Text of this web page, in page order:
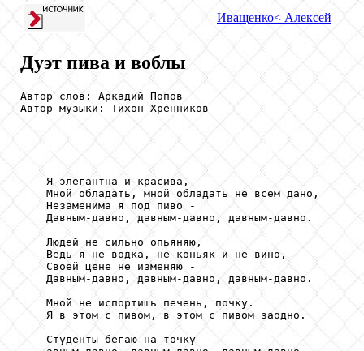
Иващенко< Алексей
Дуэт пива и воблы
Автор слов: Аркадий Попов
Автор музыки: Тихон Хренников
    Я элегантна и красива,
    Мной обладать, мной обладать не всем дано,
    Незаменима я под пиво -
    Давным-давно, давным-давно, давным-давно.
    Людей не сильно опьяняю,
    Ведь я не водка, не коньяк и не вино,
    Своей цене не изменяю -
    Давным-давно, давным-давно, давным-давно.
    Мной не испортишь печень, почку.
    Я в этом с пивом, в этом с пивом заодно.
    Студенты бегаю на точку